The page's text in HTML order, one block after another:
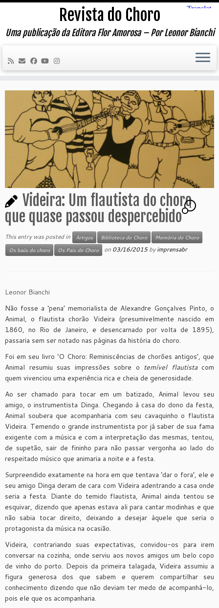
Skip
content
Revista do Choro
Uma publicação da Editora Flor Amorosa – Por Leonor Bianchi
Videira: Um flautista do choro
que quase passou despercebido
1
This entry was posted in Artigos Biblioteca do Choro
Memória do Choro
Os baús do choro
Os Pais do Choro on 03/16/2015 byimprensabr
Leonor Bianchi
Não fosse a ‘pena’ memorialista de Alexandre Gonçalves Pinto, o
Animal, o flautista chorão Videira (presumivelmente nascido em
1860, no Rio de Janeiro, e desencarnado por volta de 1895),
passaria sem ser notado nas páginas da história do choro.
Foi em seu livro ‘O Choro: Reminiscências de chorões antigos’, que
Animal resumiu suas impressões sobre o temível flautistacom
quem vivenciou uma experiência rica e cheia de generosidade.
Ao ser chamado para tocar em um batizado, Animal levou seu
amigo, o instrumentista Dinga. Chegando à casa do dono da festa,
Animal soubera que acompanharia com seu cavaquinho o flautista
Videira. Temendo o grande instrumentista por já saber de sua fama
exigente com a música e com a interpretação das mesmas, tentou,
de supetão, sair de fininho para não passar vergonha ao lado do
respeitado músico que animaria a noite e a festa.
Surpreendido exatamente na hora em que tentava ‘dar o fora’, ele e
seu amigo Dinga deram de cara com Videira adentrando a casa onde
seria a festa. Diante do temido flautista, Animal ainda tentou se
esquivar, dizendo que apenas estava ali para cantar modinhas e que
não sabia tocar direito, deixando a desejar àquele que seria o
protagonista da música na ocasião.
Videira, contrariando suas expectativas, convidou-os para irem
conversar na cozinha, onde serviu aos novos amigos um belo copo
de vinho do porto. Depois da primeira talagada, Videira assumiu a
figura generosa dos que sabem e querem compartilhar seu
conhecimento dizendo que não deviam ter medo de acompanhá-lo,
pois ele que os acompanharia.